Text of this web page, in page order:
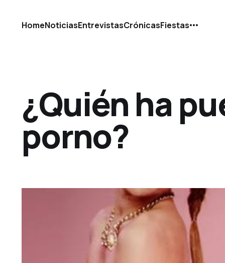
HomeNoticiasEntrevistasCrónicasFiestas
¿Quién ha
porno?